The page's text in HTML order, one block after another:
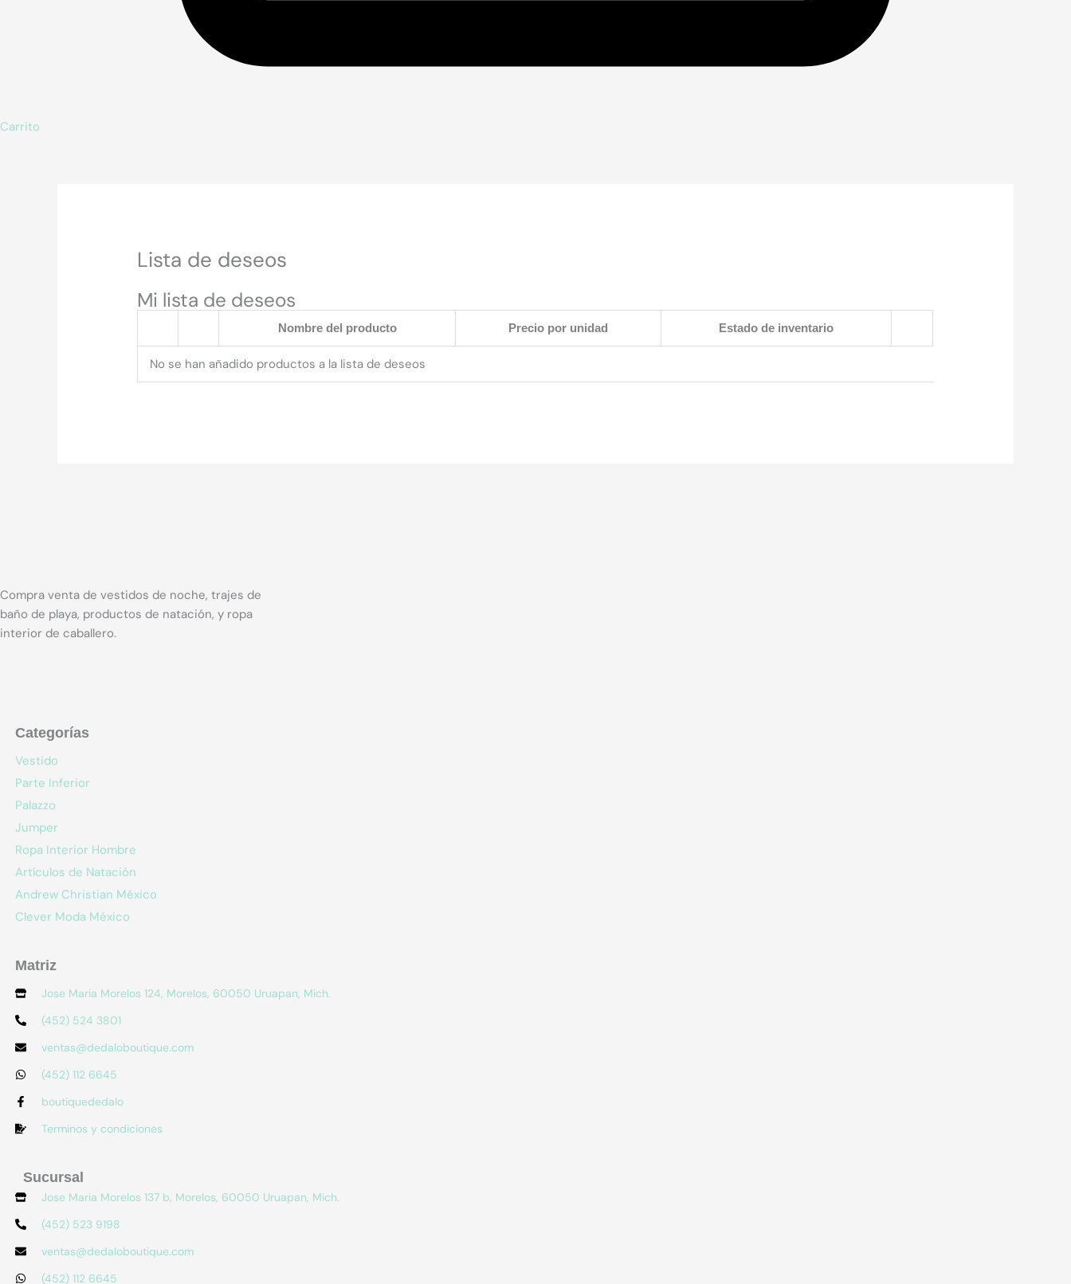
Carrito
Lista de deseos
Mi lista de deseos
Nombre del producto Precio por unidad Estado de inventario
No se han añadido productos a la lista de deseos
Compra venta de vestidos de noche, trajes de
baño de playa, productos de natación, y ropa
interior de caballero.
Categorías
Vestido
Parte Inferior
Palazzo
Jumper
Ropa Interior Hombre
Artículos de Natación
Andrew Christian México
Clever Moda México
Matriz
Jose Maria Morelos 124, Morelos, 60050 Uruapan, Mich.
(452) 524 3801
ventas@dedaloboutique.com
(452) 112 6645
boutiquededalo
Terminos y condiciones
Sucursal
Jose Maria Morelos 137 b, Morelos, 60050 Uruapan, Mich.
(452) 523 9198
ventas@dedaloboutique.com
(452) 112 6645